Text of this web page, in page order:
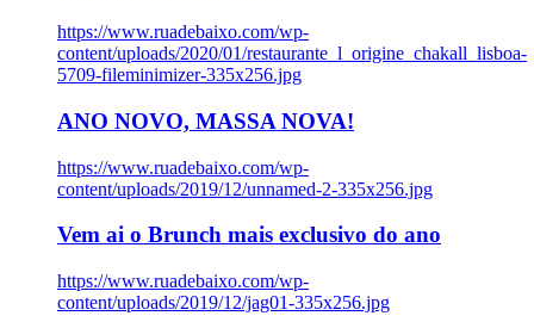
https://www.ruadebaixo.com/wp-
content/uploads/2020/01/restaurante_l_origine_chakall_lisboa-
5709-fileminimizer-335x256.jpg
ANO NOVO, MASSA NOVA!
https://www.ruadebaixo.com/wp-
content/uploads/2019/12/unnamed-2-335x256.jpg
Vem ai o Brunch mais exclusivo do ano
https://www.ruadebaixo.com/wp-
content/uploads/2019/12/jag01-335x256.jpg